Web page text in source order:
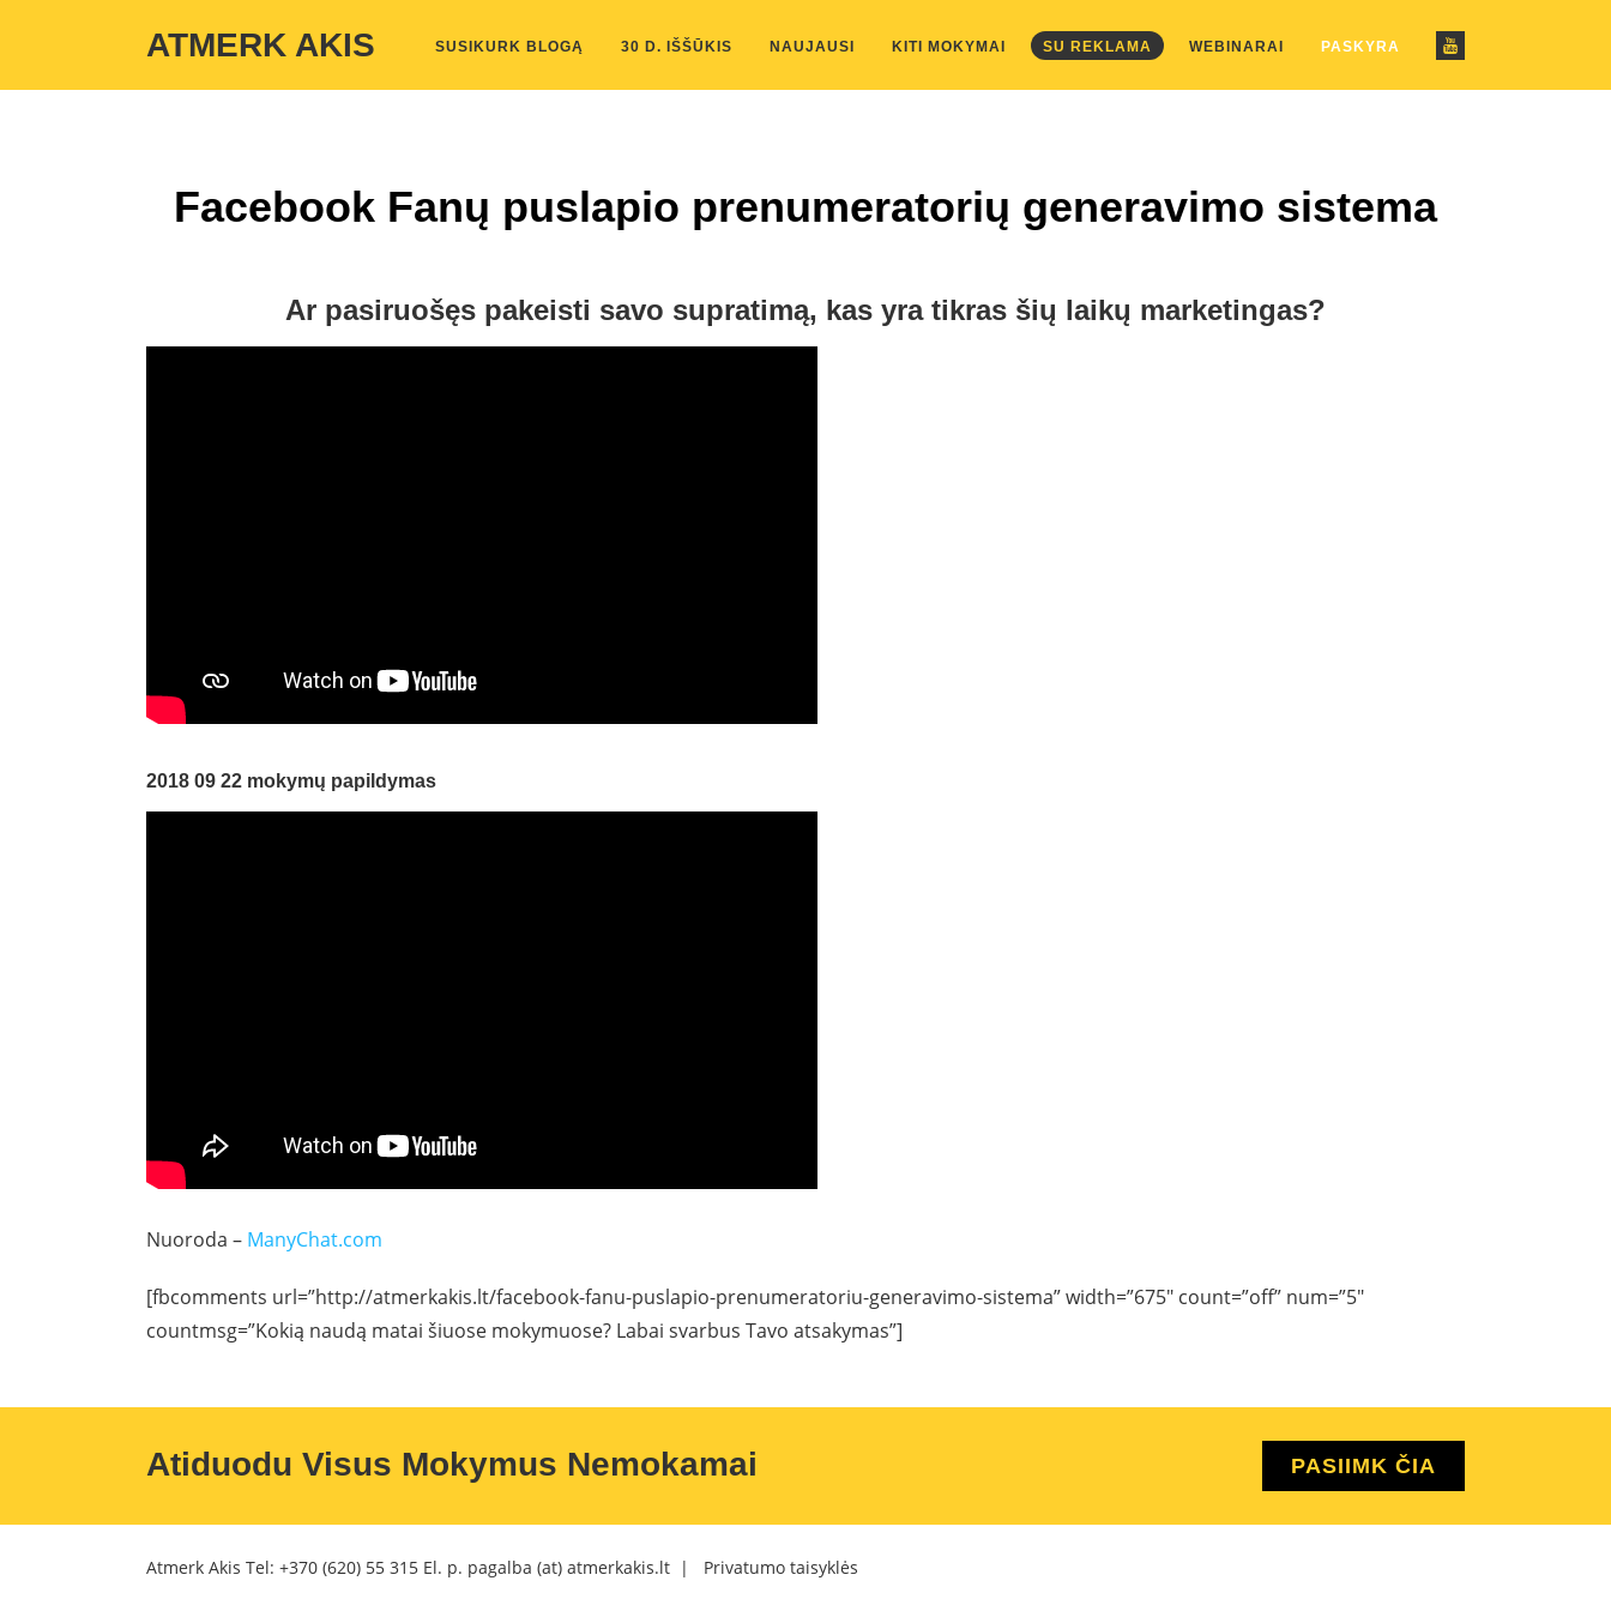
/home/atmerkakis/public_html/wp-content/themes/marketing-expert/lib/color_custom_pattern.php
ATMERK AKIS SUSIKURK BLOGĄ 30 D. IŠŠŪKIS NAUJAUSI KITI MOKYMAI SU REKLAMA WEBINARAI PASKYRA
Facebook Fanų puslapio prenumeratorių generavimo sistema
Ar pasiruošęs pakeisti savo supratimą, kas yra tikras šių laikų marketingas?
2018 09 22 mokymų papildymas
Nuoroda – ManyChat.com
[fbcomments url=”http://atmerkakis.lt/facebook-fanu-puslapio-prenumeratoriu-generavimo-sistema” width=”675″ count=”off” num=”5″
countmsg=”Kokią naudą matai šiuose mokymuose? Labai svarbus Tavo atsakymas”]
Atiduodu Visus Mokymus Nemokamai PASIIMK ČIA
Atmerk Akis Tel: +370 (620) 55 315 El. p. pagalba (at) atmerkakis.lt | Privatumo taisyklės